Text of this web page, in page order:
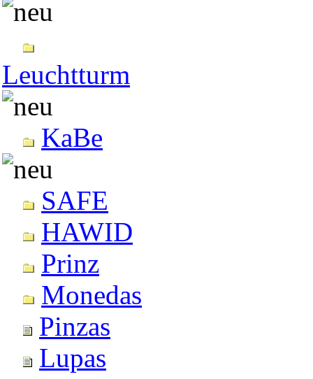
Leuchtturm
KaBe
SAFE
HAWID
Prinz
Monedas
Pinzas
Lupas